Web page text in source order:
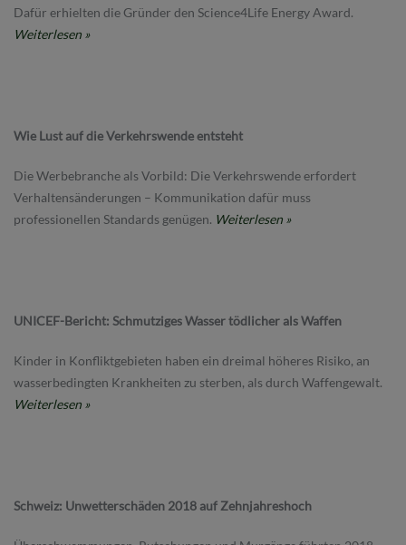
Dafür erhielten die Gründer den Science4Life Energy Award.
Weiterlesen »
Wie Lust auf die Verkehrswende entsteht
Die Werbebranche als Vorbild: Die Verkehrswende erfordert
Verhaltensänderungen – Kommunikation dafür muss
professionellen Standards genügen. Weiterlesen »
UNICEF-Bericht: Schmutziges Wasser tödlicher als Waffen
Kinder in Konfliktgebieten haben ein dreimal höheres Risiko, an
wasserbedingten Krankheiten zu sterben, als durch Waffengewalt.
Weiterlesen »
Schweiz: Unwetterschäden 2018 auf Zehnjahreshoch